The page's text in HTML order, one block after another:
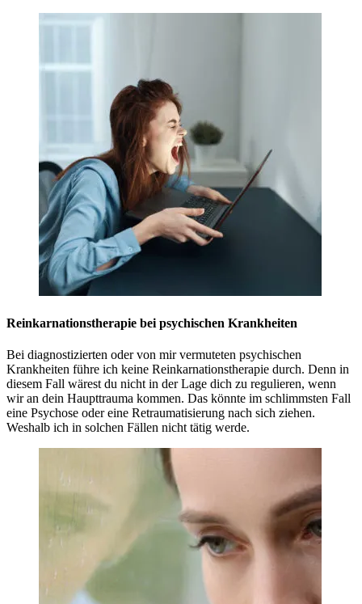
Reinkarnationstherapie bei psychischen Krankheiten
Bei diagnostizierten oder von mir vermuteten psychischen
Krankheiten führe ich keine Reinkarnationstherapie durch. Denn in
diesem Fall wärest du nicht in der Lage dich zu regulieren, wenn
wir an dein Haupttrauma kommen. Das könnte im schlimmsten Fall
eine Psychose oder eine Retraumatisierung nach sich ziehen.
Weshalb ich in solchen Fällen nicht tätig werde.